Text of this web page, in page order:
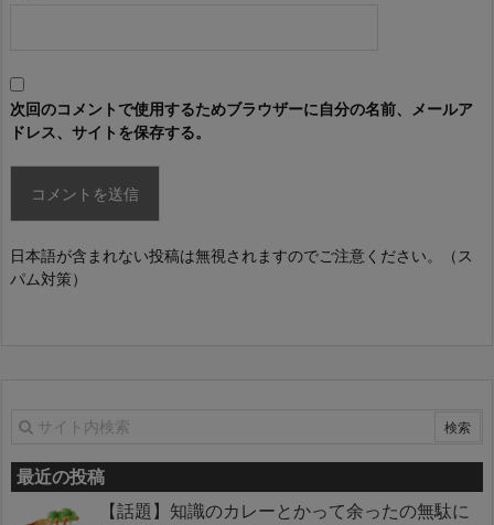
次回のコメントで使用するためブラウザーに自分の名前、メールア
ドレス、サイトを保存する。
日本語が含まれない投稿は無視されますのでご注意ください。（ス
パム対策）
最近の投稿
【話題】知識のカレーとかって余ったの無駄に